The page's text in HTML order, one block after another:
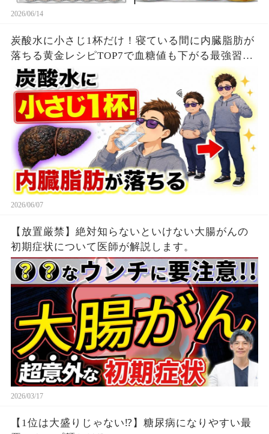
2026/06/14
炭酸水に小さじ1杯だけ！寝ている間に内臓脂肪が
落ちる黄金レシピTOP7で血糖値も下がる最強習慣
【ダイエット整体師】
2026/06/07
【放置厳禁】絶対知らないといけない大腸がんの
初期症状について医師が解説します。
2026/03/17
【1位は大盛りじゃない⁉】糖尿病になりやすい最